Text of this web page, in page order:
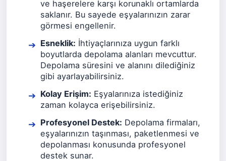
ve haşerelere karşı korunaklı ortamlarda
saklanır. Bu sayede eşyalarınızın zarar
görmesi engellenir.
Esneklik: İhtiyaçlarınıza uygun farklı
boyutlarda depolama alanları mevcuttur.
Depolama süresini ve alanını dilediğiniz
gibi ayarlayabilirsiniz.
Kolay Erişim: Eşyalarınıza istediğiniz
zaman kolayca erişebilirsiniz.
Profesyonel Destek: Depolama firmaları,
eşyalarınızın taşınması, paketlenmesi ve
depolanması konusunda profesyonel
destek sunar.